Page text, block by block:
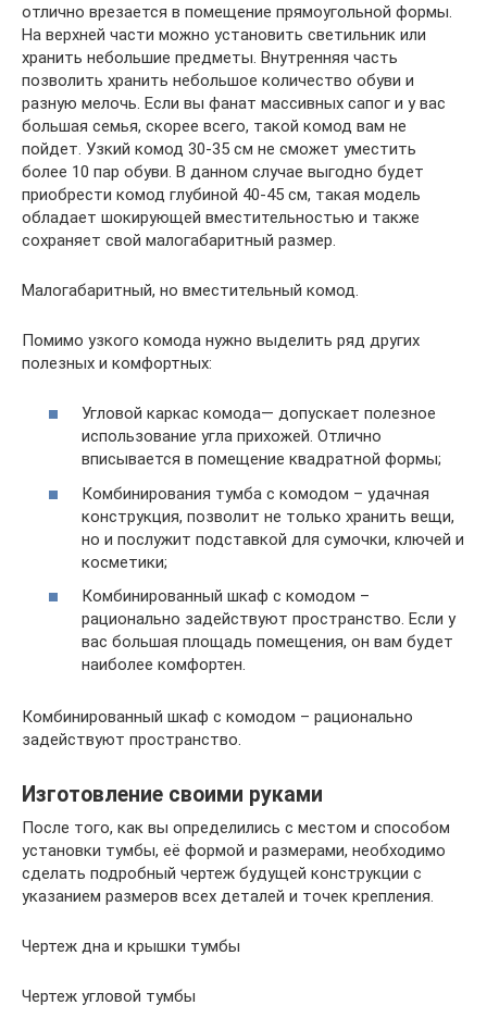
отлично врезается в помещение прямоугольной формы.
На верхней части можно установить светильник или
хранить небольшие предметы. Внутренняя часть
позволить хранить небольшое количество обуви и
разную мелочь. Если вы фанат массивных сапог и у вас
большая семья, скорее всего, такой комод вам не
пойдет. Узкий комод 30-35 см не сможет уместить
более 10 пар обуви. В данном случае выгодно будет
приобрести комод глубиной 40-45 см, такая модель
обладает шокирующей вместительностью и также
сохраняет свой малогабаритный размер.
Малогабаритный, но вместительный комод.
Помимо узкого комода нужно выделить ряд других
полезных и комфортных:
Угловой каркас комода— допускает полезное
использование угла прихожей. Отлично
вписывается в помещение квадратной формы;
Комбинирования тумба с комодом – удачная
конструкция, позволит не только хранить вещи,
но и послужит подставкой для сумочки, ключей и
косметики;
Комбинированный шкаф с комодом –
рационально задействуют пространство. Если у
вас большая площадь помещения, он вам будет
наиболее комфортен.
Комбинированный шкаф с комодом – рационально
задействуют пространство.
Изготовление своими руками
После того, как вы определились с местом и способом
установки тумбы, её формой и размерами, необходимо
сделать подробный чертеж будущей конструкции с
указанием размеров всех деталей и точек крепления.
Чертеж дна и крышки тумбы
Чертеж угловой тумбы